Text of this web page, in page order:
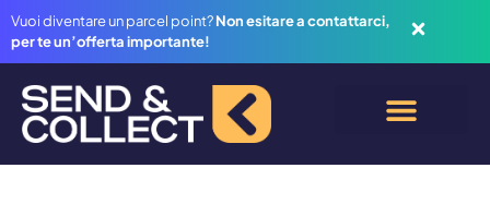
Vuoi diventare un parcel point?Non esitare a contattarci,
per te un’offerta importante!